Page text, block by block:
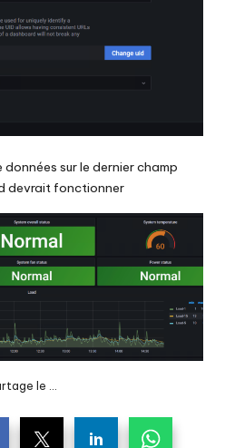
sur le dernier champ
devrait fonctionner
le ...